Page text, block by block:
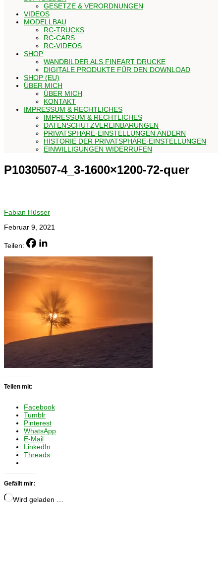
GESETZE & VERORDNUNGEN
VIDEOS
MODELLBAU
RC-TRUCKS
RC-CARS
RC-VIDEOS
SHOP
WANDBILDER ALS FINEART DRUCKE
DIGITALE PRODUKTE FÜR DEN DOWNLOAD
SHOP (EU)
ÜBER MICH
ÜBER MICH
KONTAKT
IMPRESSUM & RECHTLICHES
IMPRESSUM & RECHTLICHES
DATENSCHUTZVEREINBARUNGEN
PRIVATSPHÄRE-EINSTELLUNGEN ÄNDERN
HISTORIE DER PRIVATSPHÄRE-EINSTELLUNGEN
EINWILLIGUNGEN WIDERRUFEN
P1030507-4_3-1600×1200-72-quer
Fabian Hüsser
Februar 9, 2021
Teilen:
Teilen mit:
Facebook
Tumblr
Pinterest
WhatsApp
E-Mail
LinkedIn
Threads
Gefällt mir:
Wird geladen …